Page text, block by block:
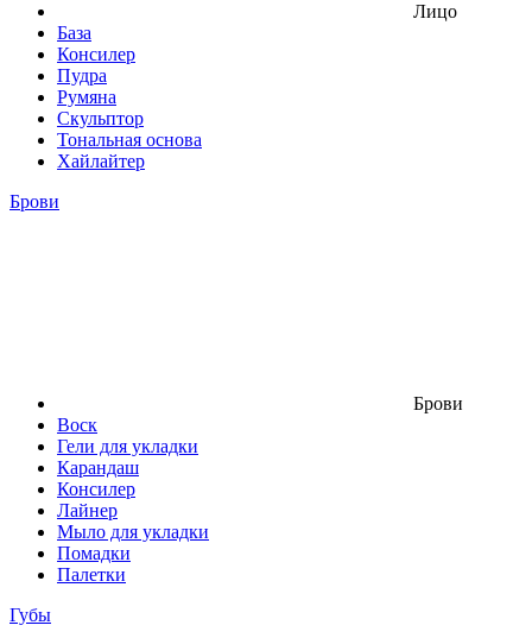
Лицо
База
Консилер
Пудра
Румяна
Скульптор
Тональная основа
Хайлайтер
Брови
Брови
Воск
Гели для укладки
Карандаш
Консилер
Лайнер
Мыло для укладки
Помадки
Палетки
Губы